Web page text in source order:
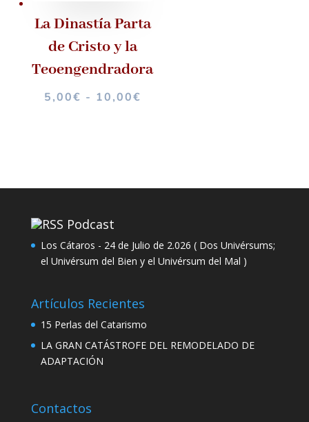
5,00€
La Dinastía Parta
de Cristo y la
Teoengendradora
5,00€ - 10,00€
HASTA
Podcast
Los Cátaros - 24 de Julio de 2.026 ( Dos Univérsums;
el Univérsum del Bien y el Univérsum del Mal )
Artículos Recientes
15 Perlas del Catarismo
LA GRAN CATÁSTROFE DEL REMODELADO DE
ADAPTACIÓN
Contactos